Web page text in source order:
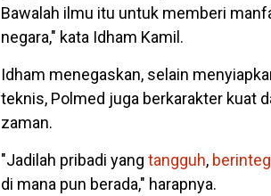
Bawalah ilmu itu untuk memberi
negara," kata Idham Kamil.
Idham menegaskan, selain
teknis, Polmed juga berkarakter kuat
zaman.
"Jadilah pribadi yang tangguh,
di mana pun berada," harapnya.